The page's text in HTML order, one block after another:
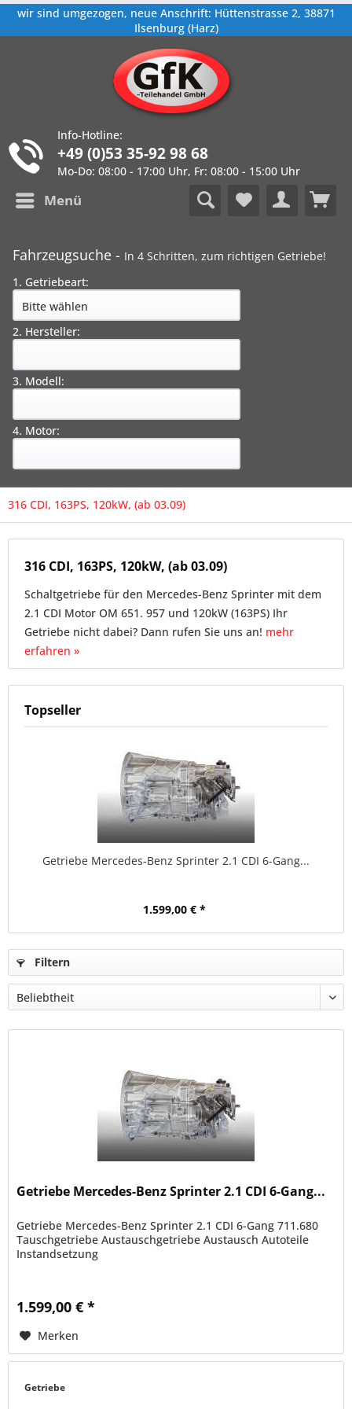
wir sind umgezogen, neue Anschrift: Hüttenstrasse 2, 38871
Ilsenburg (Harz)
Info-Hotline:
+49 (0)53 35-92 98 68
Mo-Do: 08:00 - 17:00 Uhr, Fr: 08:00 - 15:00 Uhr
Menü
Fahrzeugsuche - In 4 Schritten, zum richtigen Getriebe!
1. Getriebeart:
2. Hersteller:
3. Modell:
4. Motor:
316 CDI, 163PS, 120kW, (ab 03.09)
316 CDI, 163PS, 120kW, (ab 03.09)
Schaltgetriebe für den Mercedes-Benz Sprinter mit dem
2.1 CDI Motor OM 651. 957 und 120kW (163PS) Ihr
Getriebe nicht dabei? Dann rufen Sie uns an! mehr
erfahren »
Topseller
Getriebe Mercedes-Benz Sprinter 2.1 CDI 6-Gang...
1.599,00 € *
Filtern
Getriebe Mercedes-Benz Sprinter 2.1 CDI 6-Gang...
Getriebe Mercedes-Benz Sprinter 2.1 CDI 6-Gang 711.680
Tauschgetriebe Austauschgetriebe Austausch Autoteile
Instandsetzung
1.599,00 € *
Merken
Getriebe